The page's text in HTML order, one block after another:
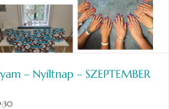
– Nyíltnap – SZEPTEMBER